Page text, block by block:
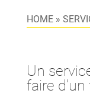
HOME»
Un
faire